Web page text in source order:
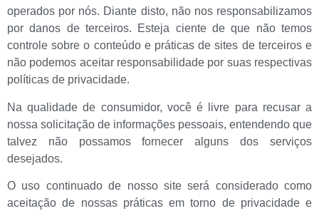
operados por nós. Diante disto, não nos responsabilizamos
por danos de terceiros. Esteja ciente de que não temos
controle sobre o conteúdo e práticas de sites de terceiros e
não podemos aceitar responsabilidade por suas respectivas
políticas de privacidade.
Na qualidade de consumidor, você é livre para recusar a
nossa solicitação de informações pessoais, entendendo que
talvez não possamos fornecer alguns dos serviços
desejados.
O uso continuado de nosso site será considerado como
aceitação de nossas práticas em torno de privacidade e